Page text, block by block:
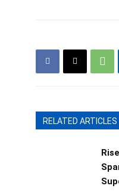
RELATED ARTICLES